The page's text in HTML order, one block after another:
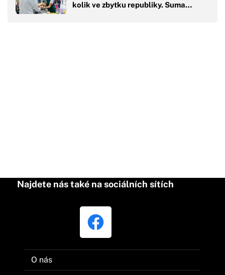
kolik ve zbytku republiky. Suma…
Najdete nás také na sociálních sítích
O nás